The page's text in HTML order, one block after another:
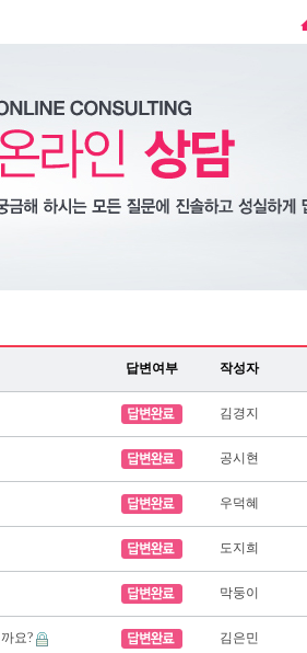
답변여부 작성자
김경지
공시현
우덕혜
도지희
막둥이
요? 김은민